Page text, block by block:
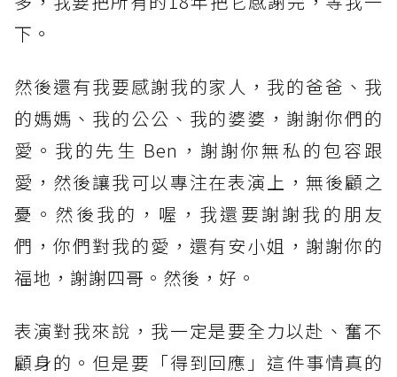
下。
然後還有我要感謝我的家人，我的爸爸、我
的媽媽、我的公公、我的婆婆，謝謝你們的
愛。我的先生 Ben，謝謝你無私的包容跟
愛，然後讓我可以專注在表演上，無後顧之
憂。然後我的，喔，我還要謝謝我的朋友
們，你們對我的愛，還有安小姐，謝謝你的
福地，謝謝四哥。然後，好。
表演對我來說，我一定是要全力以赴、奮不
顧身的。但是要「得到回應」這件事情真的